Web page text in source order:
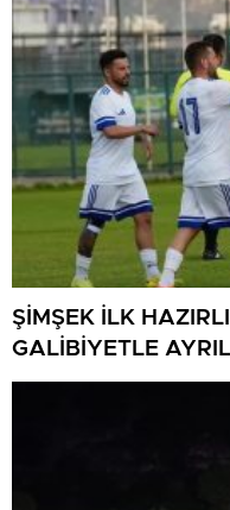
ŞİMŞEK İLK
GALİBİYETLE